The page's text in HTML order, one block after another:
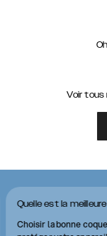
Voir tous
Quelle est la
Choisir la bonne